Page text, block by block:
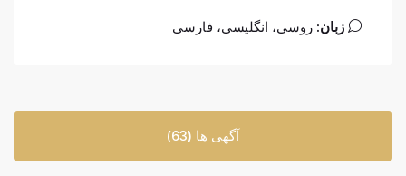
زبان: روسی، انگلیسی، فارسی
آگهی ها (63)